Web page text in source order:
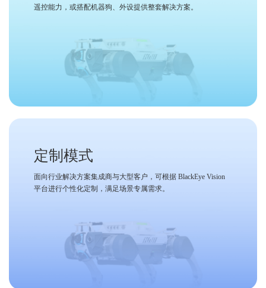
遥控能力，或搭配机器狗、外设提供整套解决方案。
定制模式
面向行业解决方案集成商与大型客户，可根据 BlackEye Vision
平台进行个性化定制，满足场景专属需求。